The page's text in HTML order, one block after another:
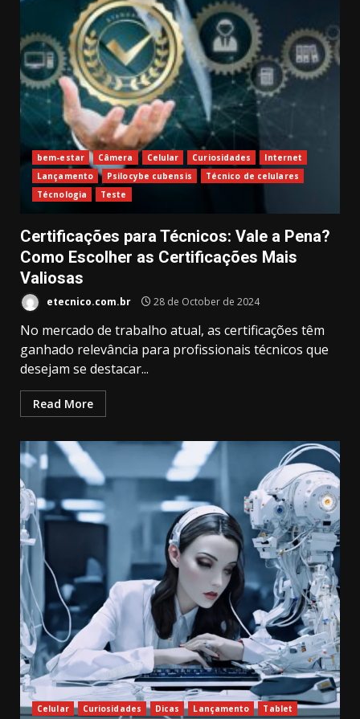
bem-estar Câmera Celular Curiosidades
Internet
Lançamento
Psilocybe cubensis
Técnico de celulares
Técnologia
Teste
Certificações para Técnicos: Vale a Pena?
Como Escolher as Certificações Mais
Valiosas
etecnico.com.br 28 de October de 2024
No mercado de trabalho atual, as certificações têm
ganhado relevância para profissionais técnicos que
desejam se destacar...
Read More
Celular Curiosidades Dicas Lançamento
Tablet